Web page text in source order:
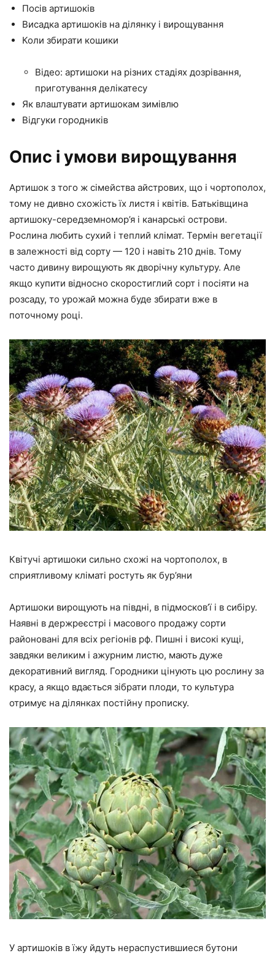
Посів артишоків
Висадка артишоків на ділянку і вирощування
Коли збирати кошики
Відео: артишоки на різних стадіях дозрівання,
приготування делікатесу
Як влаштувати артишокам зимівлю
Відгуки городників
Опис і умови вирощування
Артишок з того ж сімейства айстрових, що і чортополох,
тому не дивно схожість їх листя і квітів. Батьківщина
артишоку-середземномор’я і канарські острови.
Рослина любить сухий і теплий клімат. Термін вегетації
в залежності від сорту — 120 і навіть 210 днів. Тому
часто дивину вирощують як дворічну культуру. Але
якщо купити відносно скоростиглий сорт і посіяти на
розсаду, то урожай можна буде збирати вже в
поточному році.
Квітучі артишоки сильно схожі на чортополох, в
сприятливому кліматі ростуть як бур’яни
Артишоки вирощують на півдні, в підмосков’ї і в сибіру.
Наявні в держреєстрі і масового продажу сорти
районовані для всіх регіонів рф. Пишні і високі кущі,
завдяки великим і ажурним листю, мають дуже
декоративний вигляд. Городники цінують цю рослину за
красу, а якщо вдається зібрати плоди, то культура
отримує на ділянках постійну прописку.
У артишоків в їжу йдуть нераспустившиеся бутони